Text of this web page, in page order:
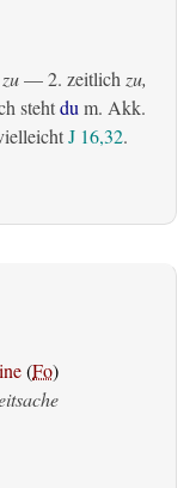
zu— 2. zeitlich zu,
stehtdu m. Akk.
J 16,32.
(Fo)